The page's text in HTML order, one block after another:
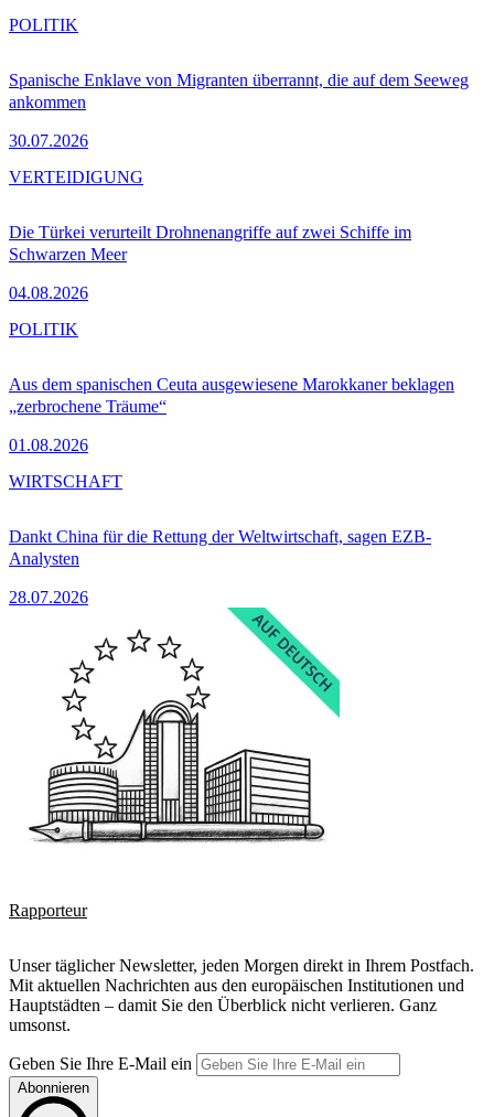
Spanische Enklave von Migranten überrannt, die auf dem Seeweg
ankommen
30.07.2026
POLITIK
Die Türkei verurteilt Drohnenangriffe auf zwei Schiffe im
Schwarzen Meer
04.08.2026
VERTEIDIGUNG
Aus dem spanischen Ceuta ausgewiesene Marokkaner beklagen
„zerbrochene Träume“
01.08.2026
POLITIK
Dankt China für die Rettung der Weltwirtschaft, sagen EZB-
Analysten
28.07.2026
WIRTSCHAFT
Rapporteur
Unser täglicher Newsletter, jeden Morgen direkt in Ihrem Postfach.
Mit aktuellen Nachrichten aus den europäischen Institutionen und
Hauptstädten – damit Sie den Überblick nicht verlieren. Ganz
umsonst.
Geben Sie Ihre E-Mail ein
Abonnieren